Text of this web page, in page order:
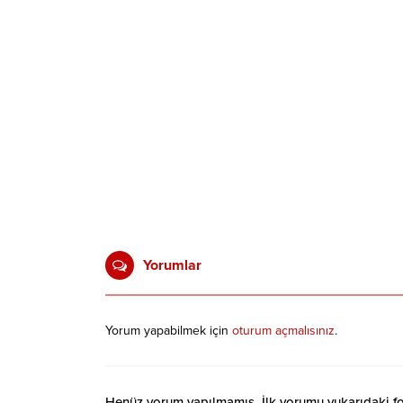
Yorumlar
Yorum yapabilmek için oturum açmalısınız.